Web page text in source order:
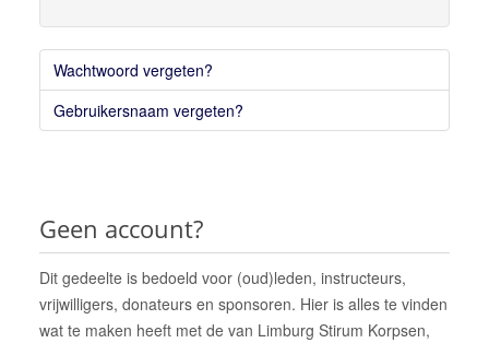
MusicKidz
Jong van Limburg Stirum band
van Limburg Stirum band
Sponsoren
Contact
neem contact op
Donateur of sponsor worden
Wachtwoord vergeten?
Gebruikersnaam vergeten?
Geen account?
Dit gedeelte is bedoeld voor (oud)leden, instructeurs,
vrijwilligers, donateurs en sponsoren. Hier is alles te vinden
wat te maken heeft met de van Limburg Stirum Korpsen,